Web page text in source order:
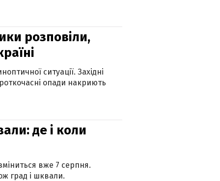
розповіли,
ситуації. Західні
опади накриють
де і коли
вже 7 серпня.
град і шквали.